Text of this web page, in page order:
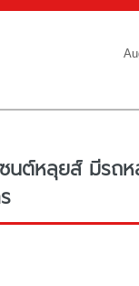
นต์หลุยส์ มีรถห